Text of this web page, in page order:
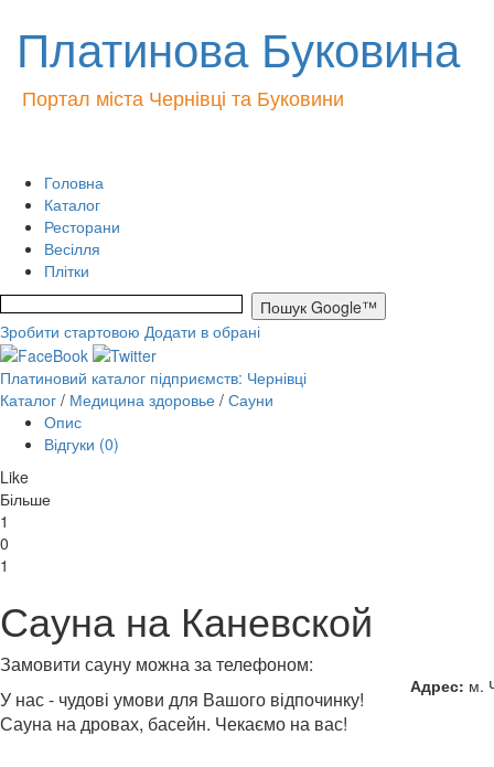
Платинова Буковина
Портал міста Чернівці та Буковини
Головна
Каталог
Ресторани
Весілля
Плітки
Зробити стартовою Додати в обрані
Платиновий каталог підприємств: Чернівці
Каталог / Медицина здоровье / Сауни
Опис
Відгуки (0)
Like
Більше
1
0
1
Сауна на Каневской
Адрес: м.
Замовити сауну можна за телефоном:
У нас - чудові умови для Вашого відпочинку!
Сауна на дровах, басейн. Чекаємо на вас!